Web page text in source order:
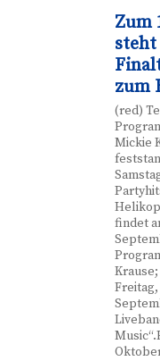
Zum
zum
(red)
Mickie
findet
Freitag,